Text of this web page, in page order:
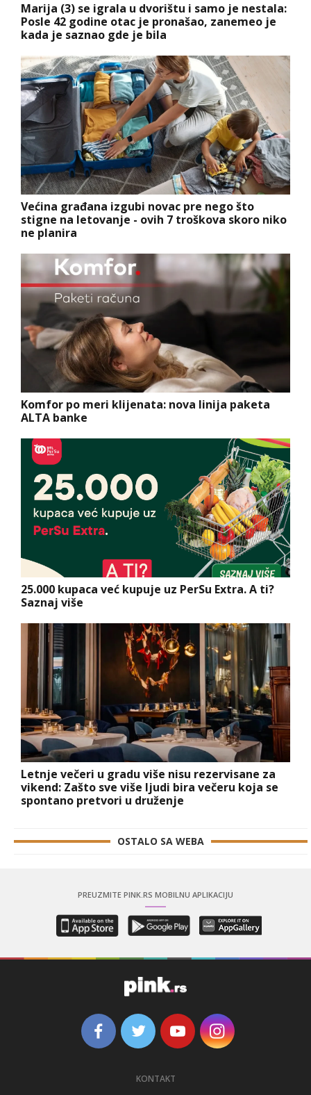
Marija (3) se igrala u dvorištu i samo je nestala:
Posle 42 godine otac je pronašao, zanemeo je
kada je saznao gde je bila
Većina građana izgubi novac pre nego što
stigne na letovanje - ovih 7 troškova skoro niko
ne planira
Komfor po meri klijenata: nova linija paketa
ALTA banke
25.000 kupaca već kupuje uz PerSu Extra. A ti?
Saznaj više
Letnje večeri u gradu više nisu rezervisane za
vikend: Zašto sve više ljudi bira večeru koja se
spontano pretvori u druženje
OSTALO SA WEBA
PREUZMITE PINK.RS MOBILNU APLIKACIJU
KONTAKT